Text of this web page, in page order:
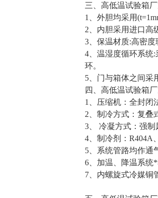
三、高低温试验箱
1、外胆均采用
2、内胆采用进口高
3、保温材质:高密度
4、温湿度循环系统
环。
5、门与箱体之间采
四、高低温试验箱
1、压缩机：全封闭
2、制冷方式：复叠
3、 冷凝方式：强制
4、制冷剂：R404A
5、系统管路均作通
6、加温、降温系统
7、内螺旋式冷媒铜